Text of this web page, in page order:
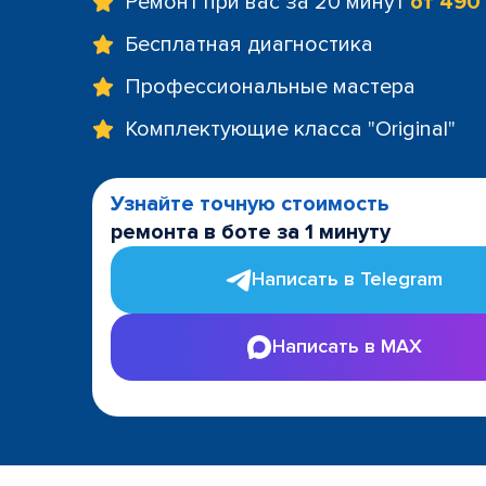
Бесплатная диагностика
Профессиональные мастера
Комплектующие класса "Original"
Узнайте точную стоимость
ремонта в боте за 1 минуту
Написать в Telegram
Написать в MAX